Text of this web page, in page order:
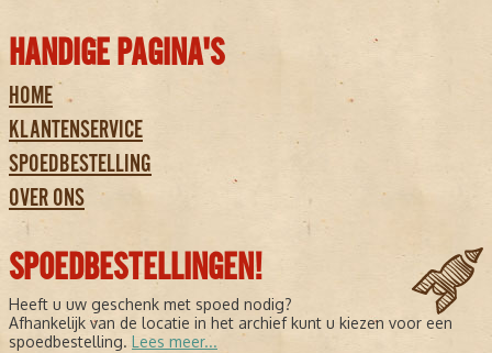
HANDIGE PAGINA'S
HOME
KLANTENSERVICE
SPOEDBESTELLING
OVER ONS
SPOEDBESTELLINGEN!
Heeft u uw geschenk met spoed nodig?
Afhankelijk van de locatie in het archief kunt u kiezen voor een
spoedbestelling. Lees meer...